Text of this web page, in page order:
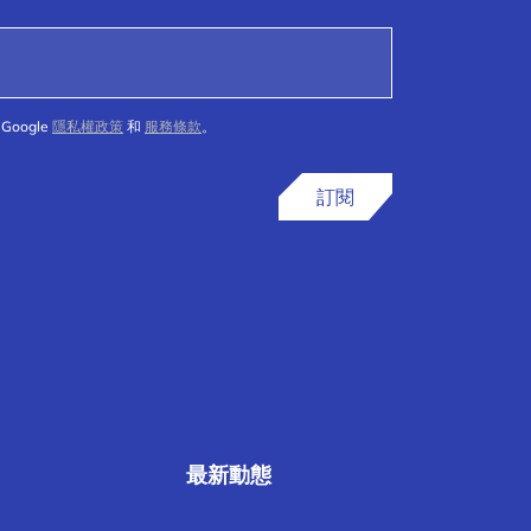
隱私權政策 和 服務條款。
訂閱
最新動態